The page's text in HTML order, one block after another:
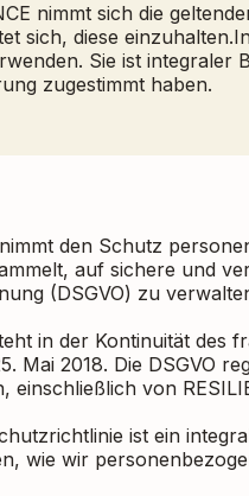
nimmt sich die
sich, diese
Sie ist integraler
zugestimmt haben.
nimmt den Schutz
auf sichere und
(DSGVO) zu
in der Kontinuität des
Mai 2018. Die DSGVO
einschließlich von
ist ein
wie wir